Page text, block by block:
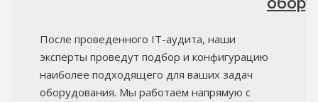
После проведенного IT-аудита, наши
эксперты проведут подбор и конфигурацию
наиболее подходящего для ваших задач
оборудования. Мы работаем напрямую с